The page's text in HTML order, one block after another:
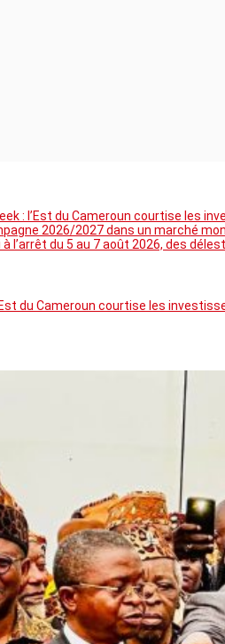
: l’Est du Cameroun courtise les
2026/2027 dans un marché
l’arrêt du 5 au 7 août 2026, des
du Cameroun courtise les